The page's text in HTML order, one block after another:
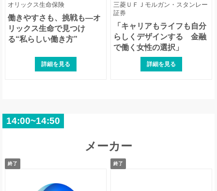
オリックス生命保険
働きやすさも、挑戦も—オ
リックス生命で見つけ
る“私らしい働き方”
詳細を見る
三菱ＵＦＪモルガン・スタンレー
証券
「キャリアもライフも自分
らしくデザインする 金融
で働く女性の選択」
詳細を見る
14:00~14:50
メーカー
終了 終了